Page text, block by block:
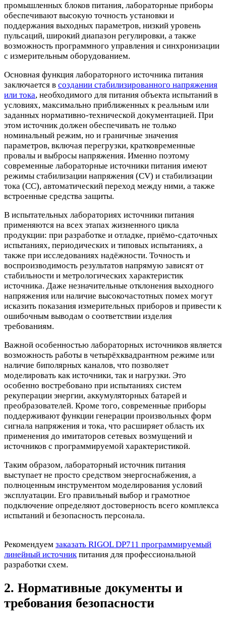
промышленных блоков питания, лабораторные приборы
обеспечивают высокую точность установки и
поддержания выходных параметров, низкий уровень
пульсаций, широкий диапазон регулировки, а также
возможность программного управления и синхронизации
с измерительным оборудованием.
Основная функция лабораторного источника питания
заключается в создании стабилизированного напряжения
или тока, необходимого для питания объекта испытаний в
условиях, максимально приближенных к реальным или
заданных нормативно-технической документацией. При
этом источник должен обеспечивать не только
номинальный режим, но и граничные значения
параметров, включая перегрузки, кратковременные
провалы и выбросы напряжения. Именно поэтому
современные лабораторные источники питания имеют
режимы стабилизации напряжения (CV) и стабилизации
тока (CC), автоматический переход между ними, а также
встроенные средства защиты.
В испытательных лабораториях источники питания
применяются на всех этапах жизненного цикла
продукции: при разработке и отладке, приёмо-сдаточных
испытаниях, периодических и типовых испытаниях, а
также при исследованиях надёжности. Точность и
воспроизводимость результатов напрямую зависят от
стабильности и метрологических характеристик
источника. Даже незначительные отклонения выходного
напряжения или наличие высокочастотных помех могут
исказить показания измерительных приборов и привести к
ошибочным выводам о соответствии изделия
требованиям.
Важной особенностью лабораторных источников является
возможность работы в четырёхквадрантном режиме или
наличие биполярных каналов, что позволяет
моделировать как источники, так и нагрузки. Это
особенно востребовано при испытаниях систем
рекуперации энергии, аккумуляторных батарей и
преобразователей. Кроме того, современные приборы
поддерживают функции генерации произвольных форм
сигнала напряжения и тока, что расширяет область их
применения до имитаторов сетевых возмущений и
источников с программируемой характеристикой.
Таким образом, лабораторный источник питания
выступает не просто средством энергоснабжения, а
полноценным инструментом моделирования условий
эксплуатации. Его правильный выбор и грамотное
подключение определяют достоверность всего комплекса
испытаний и безопасность персонала.
Рекомендуем заказать RIGOL DP711 программируемый
линейный источник питания для профессиональной
разработки схем.
2. Нормативные документы и
требования безопасности